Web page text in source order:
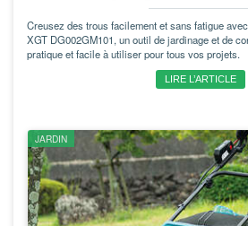
Creusez des trous facilement et sans fatigue
XGT DG002GM101, un outil de jardinage et de
pratique et facile à utiliser pour tous vos projets.
LIRE L’ARTICLE
JARDIN